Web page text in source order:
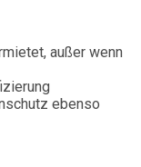
außer wenn
ebenso